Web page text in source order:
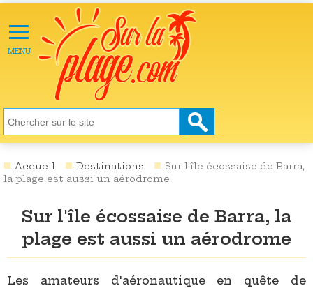
≡
MENU
ACTU
LOISIRS
NATURE
SANTÉ
SOCIÉTÉ
CULTURE
DESTINATIONS
Accueil Destinations
Sur l'île écossaise de Barra,
la plage est aussi un aérodrome
Sur l'île écossaise de Barra, la
plage est aussi un aérodrome
Les amateurs d'aéronautique en quête de